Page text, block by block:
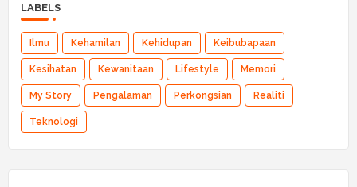
LABELS
Ilmu Kehamilan Kehidupan Keibubapaan
Kesihatan Kewanitaan Lifestyle Memori
My Story Pengalaman Perkongsian Realiti
Teknologi